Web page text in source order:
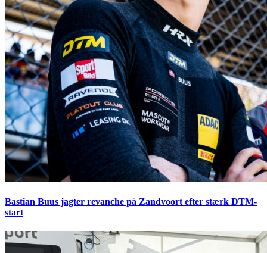
Bastian Buus jagter revanche på Zandvoort efter stærk DTM-
start